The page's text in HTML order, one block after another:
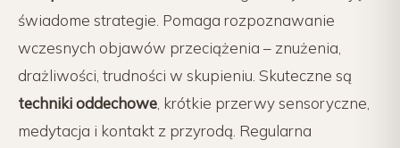
świadome strategie. Pomaga rozpoznawanie
wczesnych objawów przeciążenia – znużenia,
drażliwości, trudności w skupieniu. Skuteczne są
techniki oddechowe , krótkie przerwy sensoryczne,
medytacja i kontakt z przyrodą. Regularna